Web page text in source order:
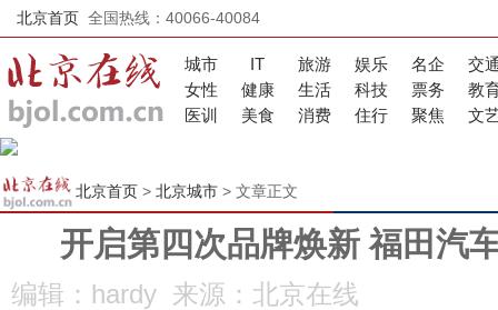
北京首页 全国热线：40066-40084
城市 IT 旅游 娱乐 名企
交
女性
健康 生活 科技 票务
教
医训
美食 消费 住行 聚焦 文
北京首页> 北京城市> 文章正文
开启第四次品牌焕新 福田汽
编辑：hardy 来源：北京在线